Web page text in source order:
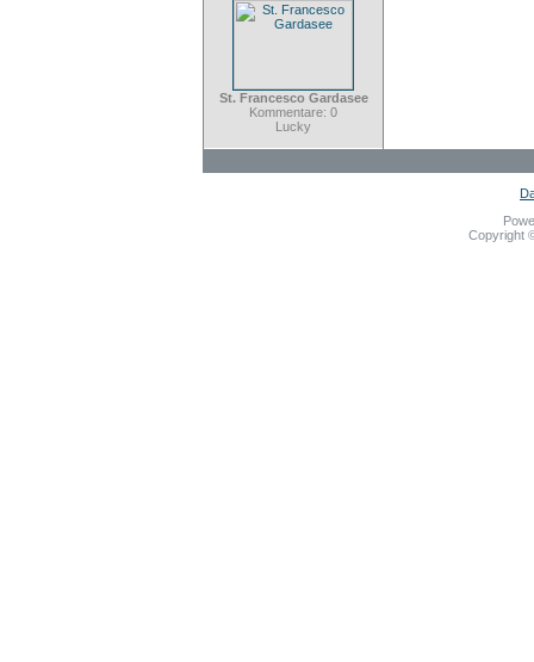
St. Francesco Gardasee
Kommentare: 0
Lucky
Copyright